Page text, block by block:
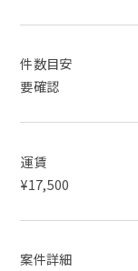
件数目安
要確認
運賃
¥17,500
案件詳細